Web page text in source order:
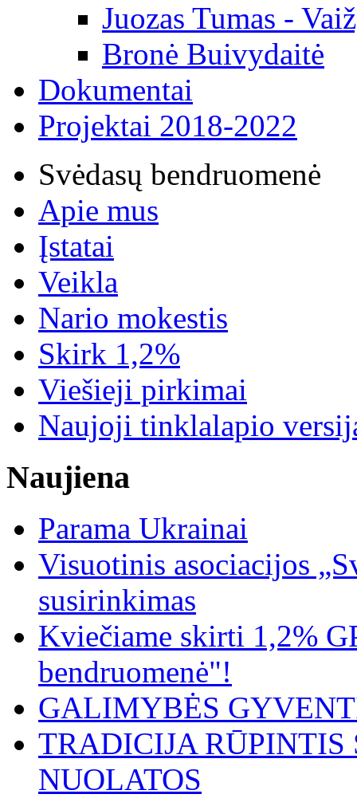
Juozas Tumas -
Bronė Buivydaitė
Dokumentai
Projektai 2018-2022
Svėdasų bendruomenė
Apie mus
Įstatai
Veikla
Nario mokestis
Skirk 1,2%
Viešieji pirkimai
Naujoji tinklalapio
Naujiena
Parama Ukrainai
Visuotinis asociacijos
susirinkimas
Kviečiame skirti 1,2%
bendruomenė"!
GALIMYBĖS
TRADICIJA
NUOLATOS